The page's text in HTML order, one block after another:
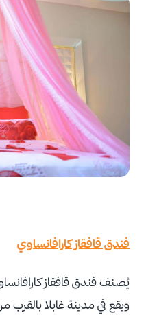
فندق قافقاز كارافانساوي
ويقع في مدينة غابلا